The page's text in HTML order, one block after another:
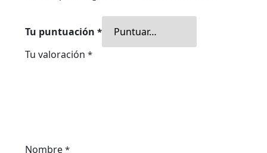
Tu puntuación *
Tu valoración *
Nombre *